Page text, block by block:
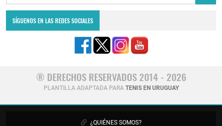
SÍGUENOS EN LAS REDES SOCIALES
® DERECHOS RESERVADOS 2014 - 2026
PLANTILLA ADAPTADA PARA TENIS EN URUGUAY
¿QUIÉNES SOMOS?